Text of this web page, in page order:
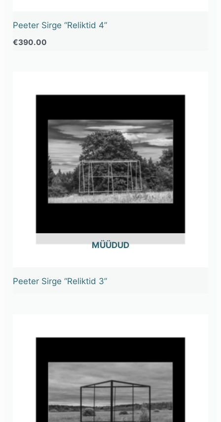
Peeter Sirge “Reliktid 4”
€390.00
OUT OF STOCK
Peeter Sirge “Reliktid 3”